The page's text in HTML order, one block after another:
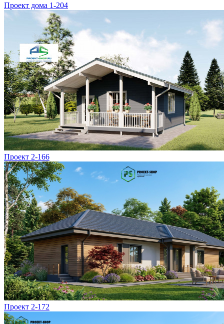
Проект дома 1-204
Проект 2-166
Проект 2-172